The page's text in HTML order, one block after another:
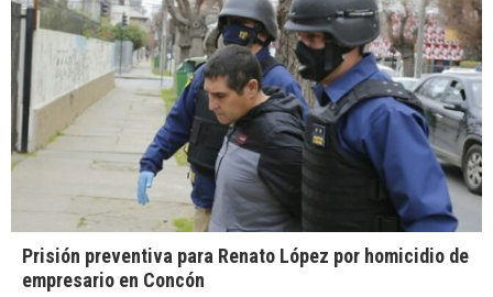
Prisión preventiva para Renato López por homicidio de
empresario en Concón